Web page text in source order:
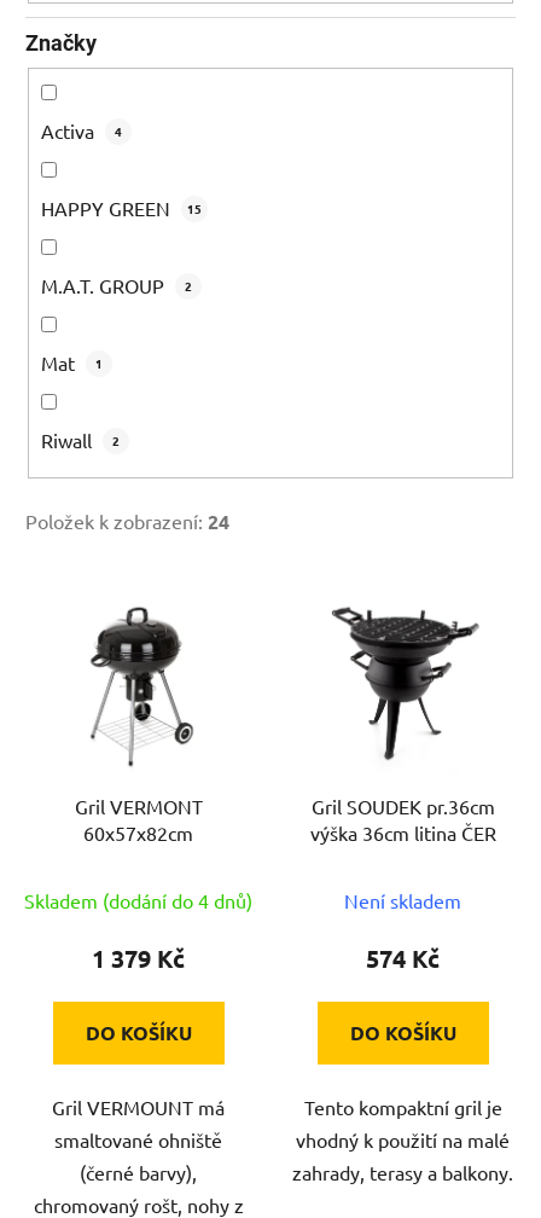
ů
Značky
Activa 4
HAPPY GREEN 15
M.A.T. GROUP 2
Mat 1
Riwall 2
Položek k zobrazení: 24
k
Gril VERMONT
60x57x82cm
Skladem (dodání do 4 dnů)
1 379 Kč
DO KOŠÍKU
Gril VERMOUNT má
smaltované ohniště
(černé barvy),
chromovaný rošt, nohy z
Gril SOUDEK pr.36cm
výška 36cm litina ČER
Není skladem
574 Kč
DO KOŠÍKU
Tento kompaktní gril je
vhodný k použití na malé
zahrady, terasy a balkony.